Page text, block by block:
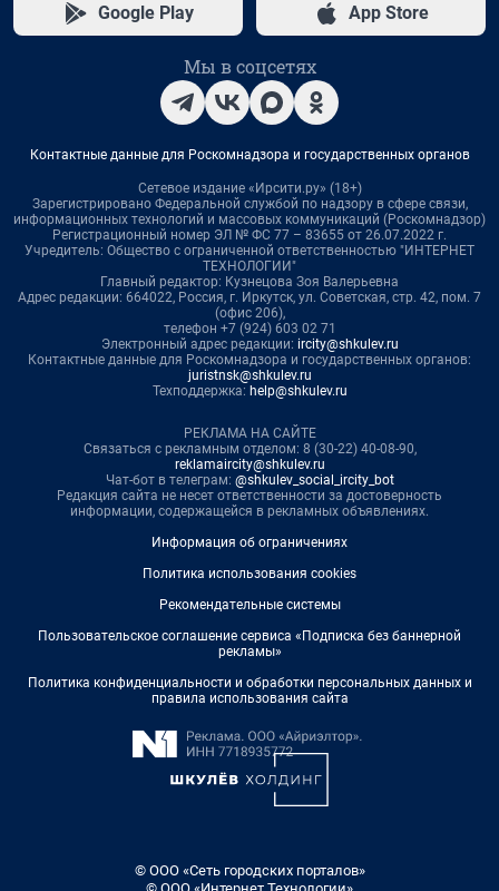
Google Play App Store
Мы в соцсетях
Контактные данные для Роскомнадзора и государственных органов
Сетевое издание «Ирсити.ру» (18+)
Зарегистрировано Федеральной службой по надзору в сфере связи,
информационных технологий и массовых коммуникаций (Роскомнадзор)
Регистрационный номер ЭЛ № ФС 77 – 83655 от 26.07.2022 г.
Учредитель: Общество с ограниченной ответственностью "ИНТЕРНЕТ
ТЕХНОЛОГИИ"
Главный редактор: Кузнецова Зоя Валерьевна
Адрес редакции: 664022, Россия, г. Иркутск, ул. Советская, стр. 42, пом. 7
(офис 206),
телефон +7 (924) 603 02 71
Электронный адрес редакции: ircity@shkulev.ru
Контактные данные для Роскомнадзора и государственных органов:
juristnsk@shkulev.ru
Техподдержка: help@shkulev.ru
РЕКЛАМА НА САЙТЕ
Связаться с рекламным отделом: 8 (30-22) 40-08-90,
reklamaircity@shkulev.ru
Чат-бот в телеграм: @shkulev_social_ircity_bot
Редакция сайта не несет ответственности за достоверность
информации, содержащейся в рекламных объявлениях.
Информация об ограничениях
Политика использования cookies
Рекомендательные системы
Пользовательское соглашение сервиса «Подписка без баннерной
рекламы»
Политика конфиденциальности и обработки персональных данных и
правила использования сайта
© ООО «Сеть городских порталов»